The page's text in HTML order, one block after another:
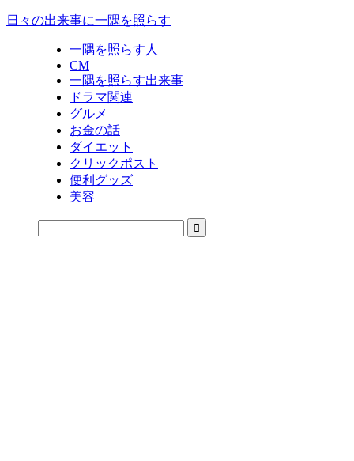
日々の出来事に一隅を照らす
一隅を照らす人
CM
一隅を照らす出来事
ドラマ関連
グルメ
お金の話
ダイエット
クリックポスト
便利グッズ
美容